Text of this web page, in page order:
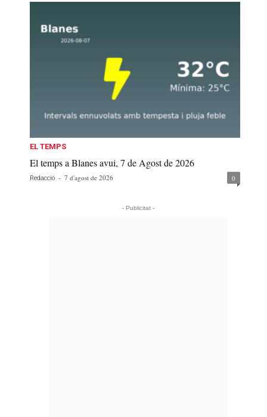
EL TEMPS
El temps a Blanes avui, 7 de Agost de 2026
Redacció - 7 d'agost de 2026 0
- Publicitat -